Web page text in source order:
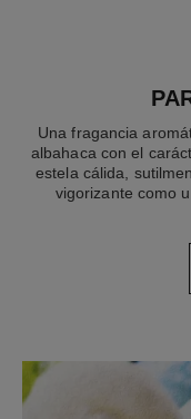
Una fragancia
albahaca con el
estela cálida,
vigorizante como